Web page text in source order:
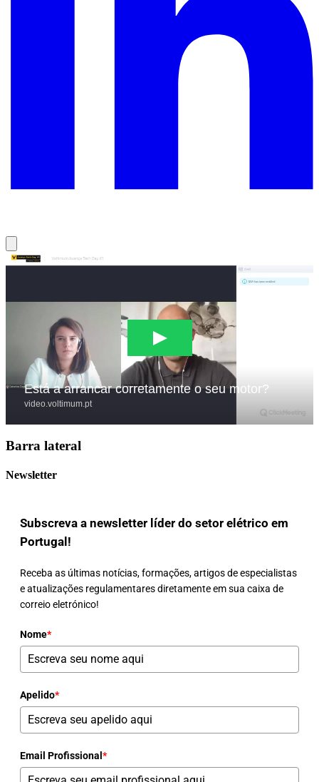
Barra lateral
Newsletter
Subscreva a newsletter líder do setor elétrico em
Portugal!
Receba as últimas notícias, formações, artigos de especialistas
e atualizações regulamentares diretamente em sua caixa de
correio eletrónico!
Nome*
Apelido*
Email Profissional *